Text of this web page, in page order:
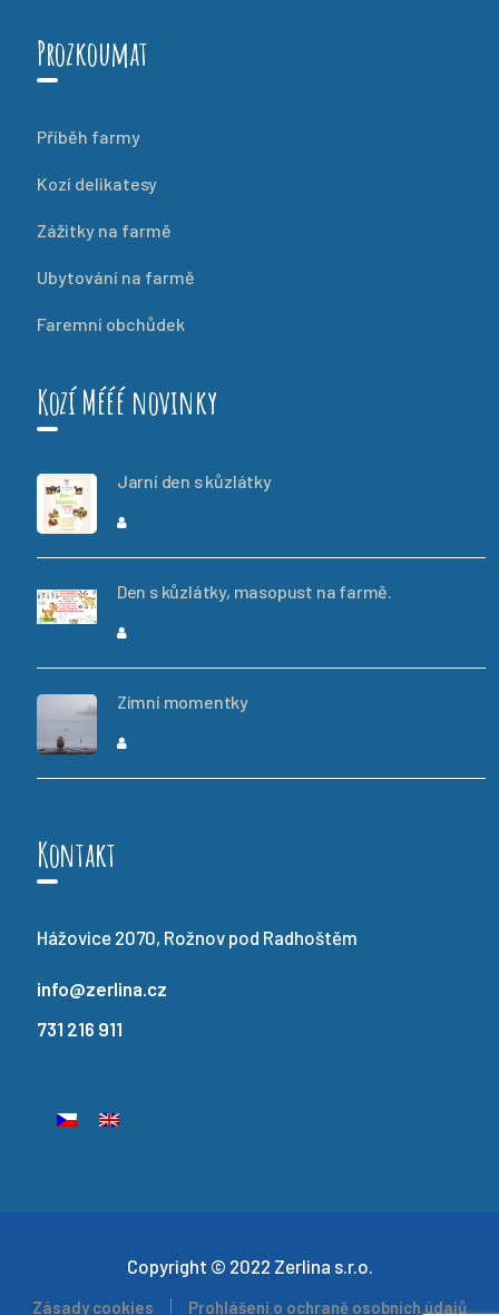
Prozkoumat
Příběh farmy
Kozí delikatesy
Zážitky na farmě
Ubytování na farmě
Faremní obchůdek
Kozí Mééé novinky
Jarní den s kůzlátky
Den s kůzlátky, masopust na farmě.
Zimní momentky
Kontakt
Hážovice 2070, Rožnov pod Radhoštěm
info@zerlina.cz
731 216 911
Copyright © 2022 Zerlina s.r.o.
Zásady cookies Prohlášení o ochraně osobních údajů